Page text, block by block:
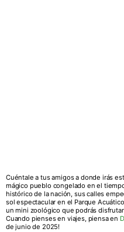
Cuéntale a tus amigos a donde irás
mágico pueblo congelado en el
histórico de la nación, sus calles
sol espectacular en el Parque
un mini zoológico que podrás
Cuando pienses en viajes, piensa en
de junio de 2025!